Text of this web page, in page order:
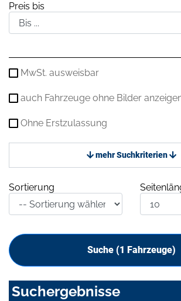
Preis bis
MwSt. ausweisbar
auch Fahrzeuge ohne Bilder
Ohne Erstzulassung
mehr Suchkriterien
Sortierung
Suche (1 Fahrzeuge)
Suchergebnisse